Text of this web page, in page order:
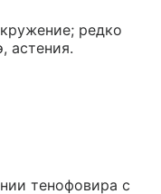
редко
астения.
тенофовира с